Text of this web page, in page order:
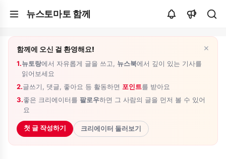
뉴스토마토 함께
×
함께에 오신 걸 환영해요!
1.뉴토랑에서 자유롭게 글을 쓰고, 뉴스북에서 깊이 있는 기사를
읽어보세요
2.글쓰기, 댓글, 좋아요 등 활동하면 포인트를 받아요
3.좋은 크리에이터를 팔로우하면 그 사람의 글을 먼저 볼 수 있어
요
첫 글 작성하기 크리에이터 둘러보기